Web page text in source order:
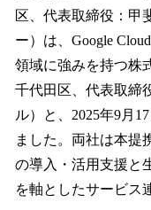
区、代表取締役：甲
ー）は、Google
領域に強みを持つ株
千代田区、代表取締
ル）と、2025年9月
ました。両社は本提
の導入・活用支援と
を軸としたサービス